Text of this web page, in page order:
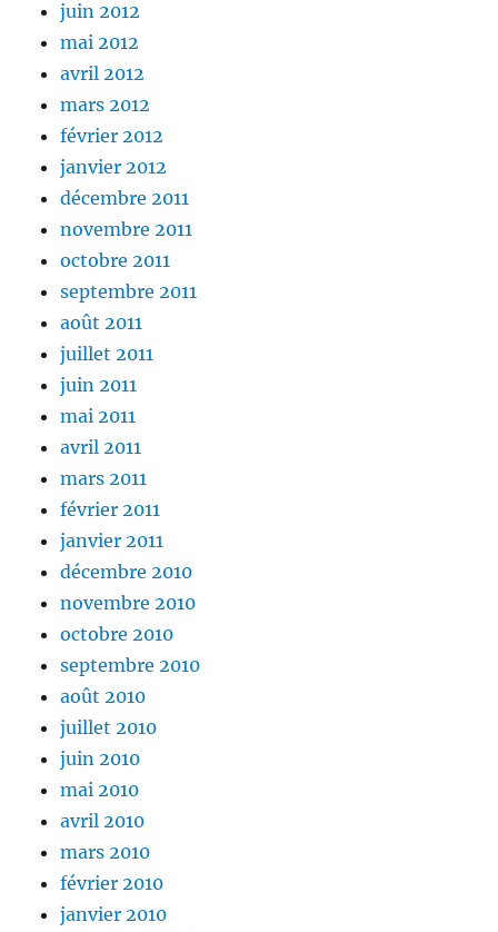
juin 2012
mai 2012
avril 2012
mars 2012
février 2012
janvier 2012
décembre 2011
novembre 2011
octobre 2011
septembre 2011
août 2011
juillet 2011
juin 2011
mai 2011
avril 2011
mars 2011
février 2011
janvier 2011
décembre 2010
novembre 2010
octobre 2010
septembre 2010
août 2010
juillet 2010
juin 2010
mai 2010
avril 2010
mars 2010
février 2010
janvier 2010